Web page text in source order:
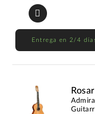
Entrega en 2/4
Admira